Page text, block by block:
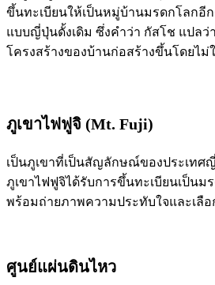
ขึ้นทะเบียนให้เป็นหมู่บ้านมรดกโลกอี
แบบญี่ปุ่นดั้งเดิม ซึ่งคำว่า กัสโช แปล
โครงสร้างของบ้านก่อสร้างขึ้นโดยไ
ภูเขาไฟฟูจิ (Mt. Fuji)
เป็นภูเขาที่เป็นสัญลักษณ์ของประเทศญี่
ภูเขาไฟฟูจิได้รับการขึ้นทะเบียนเป็น
พร้อมถ่ายภาพความประทับใจและเลื
ศูนย์แผ่นดินไหว